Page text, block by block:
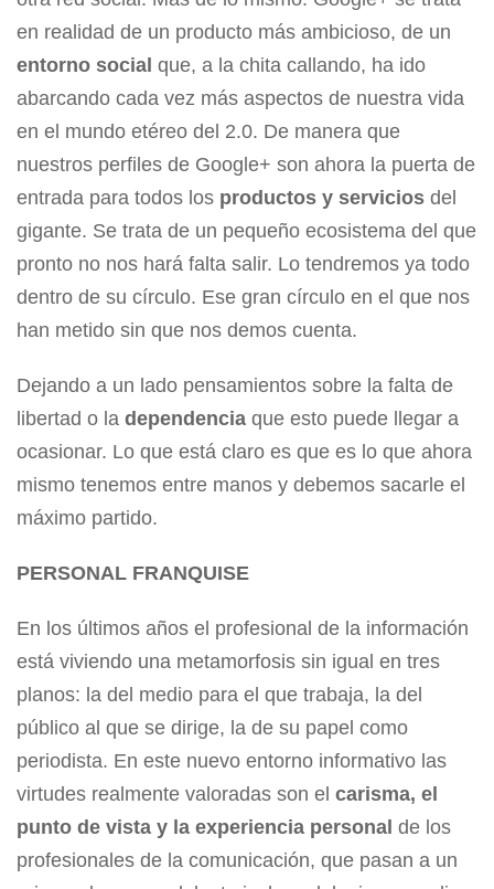
en realidad de un producto más ambicioso, de un
entorno social que, a la chita callando, ha ido
abarcando cada vez más aspectos de nuestra vida
en el mundo etéreo del 2.0. De manera que
nuestros perfiles de Google+ son ahora la puerta de
entrada para todos los productos y servicios del
gigante. Se trata de un pequeño ecosistema del que
pronto no nos hará falta salir. Lo tendremos ya todo
dentro de su círculo. Ese gran círculo en el que nos
han metido sin que nos demos cuenta.
Dejando a un lado pensamientos sobre la falta de
libertad o la dependencia que esto puede llegar a
ocasionar. Lo que está claro es que es lo que ahora
mismo tenemos entre manos y debemos sacarle el
máximo partido.
PERSONAL FRANQUISE
En los últimos años el profesional de la información
está viviendo una metamorfosis sin igual en tres
planos: la del medio para el que trabaja, la del
público al que se dirige, la de su papel como
periodista. En este nuevo entorno informativo las
virtudes realmente valoradas son el carisma, el
punto de vista y la experiencia personal de los
profesionales de la comunicación, que pasan a un